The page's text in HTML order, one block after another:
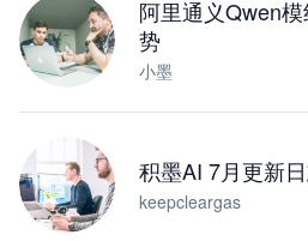
阿里通义Qwen
势
小墨
积墨AI 7月更新
keepcleargas